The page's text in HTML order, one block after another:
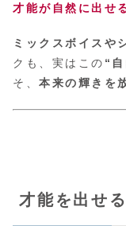
才能が自然に出せ
ミックスボイスや
クも、実はこの “
そ、本来の輝きを
才能を出せ